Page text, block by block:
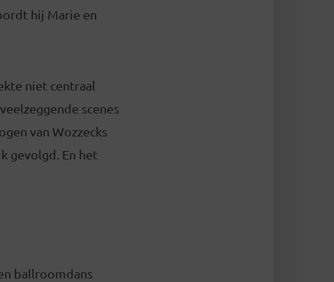
hij Marie en
niet centraal
scenes
van Wozzecks
gevolgd. En het
ballroomdans